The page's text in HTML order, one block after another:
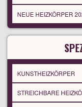
NEUE HEIZKÖRPER
KUNSTHEIZKÖRPER
STREICHBARE